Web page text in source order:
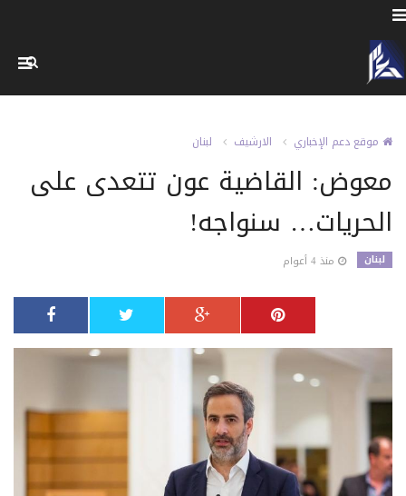
موقع دعم الإخباري الارشيف لبنان
معوض: القاضية عون تتعدى على
الحريات… سنواجه!
لبنان منذ 4 أعوام